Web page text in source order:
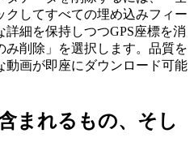
クしてすべての埋め込みフィー
細を保持しつつGPS座標を消
削除」を選択します。品質を
動画が即座にダウンロード可能
まれるもの、そし